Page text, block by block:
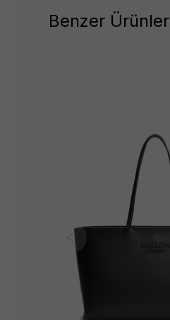
Benzer Ürünler